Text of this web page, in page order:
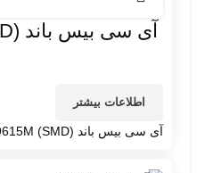
آی سی بیس باند MDM9615M (SMD)
اطلاعات بیشتر
آی سی بیس باند MDM9615M (SMD)